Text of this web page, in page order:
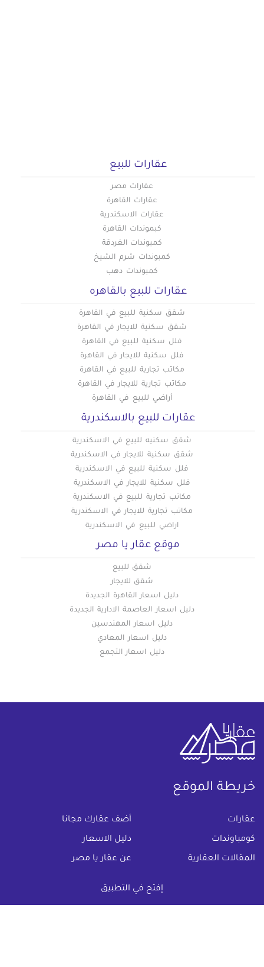
إفتح في التطبيق
عقارات للبيع
عقارات مصر
عقارات القاهرة
عقارات الاسكندرية
كبموندات القاهرة
كمبوندات الغردقة
كمبوندات شرم الشيخ
كمبوندات دهب
عقارات للبيع بالقاهره
شقق سكنية للبيع في القاهرة
شقق سكنية للايجار في القاهرة
فلل سكنية للبيع في القاهرة
فلل سكنية للايجار في القاهرة
مكاتب تجارية للبيع في القاهرة
مكاتب تجارية للايجار في القاهرة
أراضي للبيع في القاهرة
عقارات للبيع بالاسكندرية
شقق سكنيه للبيع في الاسكندرية
شقق سكنية للايجار في الاسكندرية
فلل سكنية للبيع في الاسكندرية
فلل سكنية للايجار في الاسكندرية
مكاتب تجارية للبيع في الاسكندرية
مكاتب تجارية للايجار في الاسكندرية
اراضي للبيع في الاسكندرية
موقع عقار يا مصر
شقق للبيع
شقق للايجار
دليل اسعار القاهرة الجديدة
دليل اسعار العاصمة الادارية الجديدة
دليل اسعار المهندسين
دليل اسعار المعادي
دليل اسعار التجمع
خريطة الموقع
عقارات أضف عقارك مجانا
كومباوندات دليل الاسعار
المقالات العقارية عن عقار يا مصر